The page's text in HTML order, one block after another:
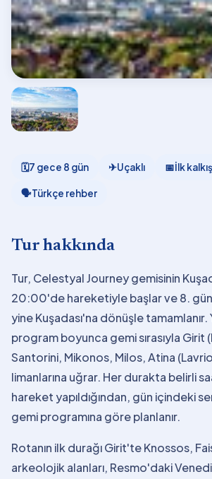
🗓7 gece 8 gün ✈Uçaklı 📅İlk kalkış
🗣Türkçe rehber
Tur hakkında
Tur, Celestyal Journey gemisinin
20:00'de hareketiyle başlar ve 8.
yine Kuşadası'na dönüşle
program boyunca gemi sırasıyla Girit
Santorini, Mikonos, Milos, Atina
limanlarına uğrar. Her durakta belirli
hareket yapıldığından, gün içindeki
gemi programına göre planlanır.
Rotanın ilk durağı Girit'te Knossos,
arkeolojik alanları, Resmo'daki